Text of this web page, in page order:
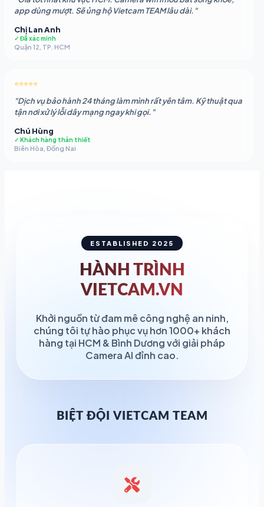
app dùng mượt. Sẽ ủng hộ Vietcam TEAM lâu dài."
Chị Lan Anh
✓ Đã xác minh
Quận 12, TP. HCM
⭐⭐⭐⭐⭐
"Dịch vụ bảo hành 24 tháng làm mình rất yên tâm. Kỹ thuật qua
tận nơi xử lý lỗi dây mạng ngay khi gọi."
Chú Hùng
✓ Khách hàng thân thiết
Biên Hòa, Đồng Nai
ESTABLISHED 2025
HÀNH TRÌNH
VIETCAM.VN
Khởi nguồn từ đam mê công nghệ an ninh,
chúng tôi tự hào phục vụ hơn 1000+ khách
hàng tại HCM & Bình Dương với giải pháp
Camera AI đỉnh cao.
BIỆT ĐỘI VIETCAM TEAM